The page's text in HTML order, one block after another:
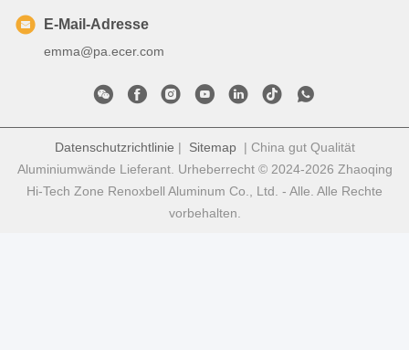
E-Mail-Adresse
emma@pa.ecer.com
Datenschutzrichtlinie | Sitemap| China gut Qualität
Aluminiumwände Lieferant. Urheberrecht © 2024-2026 Zhaoqing
Hi-Tech Zone Renoxbell Aluminum Co., Ltd. - Alle. Alle Rechte
vorbehalten.